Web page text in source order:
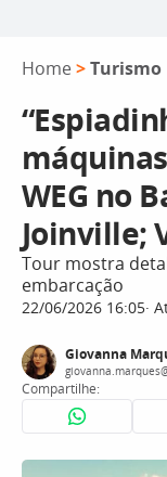
Home >Turismo
WEG no
Joinville;
Tour mostra
embarcação
22/06/2026 16:05
Giovanna
Compartilhe: